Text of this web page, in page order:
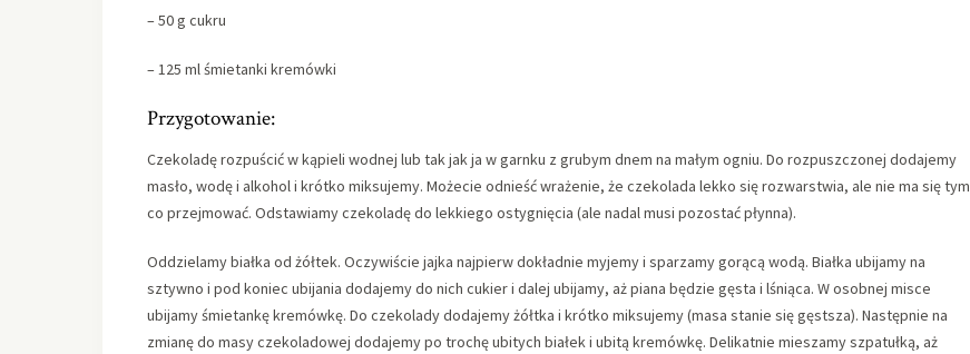
– 50 g cukru
– 125 ml śmietanki kremówki
Przygotowanie:
Czekoladę rozpuścić w kąpieli wodnej lub tak jak ja w garnku z grubym dnem na małym ogniu. Do rozpuszczonej dodajemy
masło, wodę i alkohol i krótko miksujemy. Możecie odnieść wrażenie, że czekolada lekko się rozwarstwia, ale nie ma się tym
co przejmować. Odstawiamy czekoladę do lekkiego ostygnięcia (ale nadal musi pozostać płynna).
Oddzielamy białka od żółtek. Oczywiście jajka najpierw dokładnie myjemy i sparzamy gorącą wodą. Białka ubijamy na
sztywno i pod koniec ubijania dodajemy do nich cukier i dalej ubijamy, aż piana będzie gęsta i lśniąca. W osobnej misce
ubijamy śmietankę kremówkę. Do czekolady dodajemy żółtka i krótko miksujemy (masa stanie się gęstsza). Następnie na
zmianę do masy czekoladowej dodajemy po trochę ubitych białek i ubitą kremówkę. Delikatnie mieszamy szpatułką, aż